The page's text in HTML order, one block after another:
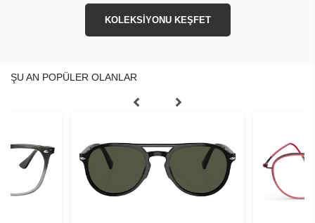
KOLEKSİYONU KEŞFET
ŞU AN POPÜLER OLANLAR